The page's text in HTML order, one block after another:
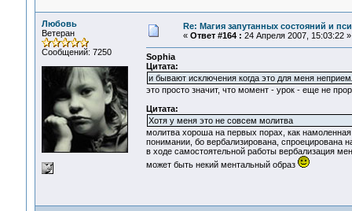
Любовь
Ветеран
Сообщений: 7250
Re: Магия запутанных состояний и
« Ответ #164 : 24 Апреля 2007, 15:03:22 »
Sophia
Цитата:
и бывают исключения когда это для меня
это просто значит, что момент - урок - еще не
Цитата:
Хотя у меня это не совсем молитва
молитва хороша на первых порах, как
понимании, бо вербализирована, спроецирована
в ходе самостоятельной работы вербализация
может быть некий ментальный образ